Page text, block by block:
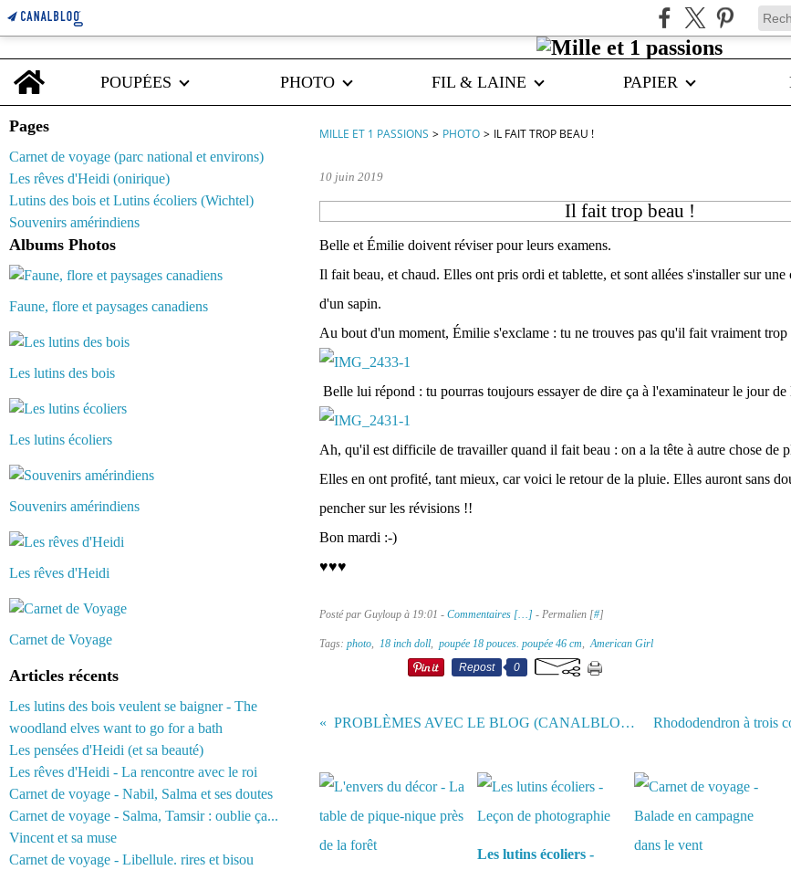
Home
POUPÉES
PHOTO FIL & LAINE PAPIER
Pages
Carnet de voyage (parc national et environs)
Les rêves d'Heidi (onirique)
Lutins des bois et Lutins écoliers (Wichtel)
Souvenirs amérindiens
Albums Photos
Faune, flore et paysages canadiens
Les lutins des bois
Les lutins écoliers
Souvenirs amérindiens
Les rêves d'Heidi
Carnet de Voyage
Articles récents
Les lutins des bois veulent se baigner - The
woodland elves want to go for a bath
Les pensées d'Heidi (et sa beauté)
Les rêves d'Heidi - La rencontre avec le roi
Carnet de voyage - Nabil, Salma et ses doutes
Carnet de voyage - Salma, Tamsir : oublie ça...
Vincent et sa muse
Carnet de voyage - Libellule. rires et bisou
MILLE ET 1 PASSIONS > PHOTO > IL FAIT TROP BEAU !
10 juin 2019
Il fait trop beau !
Belle et Émilie doivent réviser pour leurs examens.
Il fait beau, et chaud. Elles ont pris ordi et tablette, et sont allées s'installer sur
d'un sapin.
Au bout d'un moment, Émilie s'exclame : tu ne trouves pas qu'il fait vraiment
Belle lui répond : tu pourras toujours essayer de dire ça à l'examinateur le jour
Ah, qu'il est difficile de travailler quand il fait beau : on a la tête à autre chose de
Elles en ont profité, tant mieux, car voici le retour de la pluie. Elles auront sans
pencher sur les révisions !!
Bon mardi :-)
♥♥♥
Posté par Guyloup à 19:01 - Commentaires […] - Permalien [#]
Tags: photo, 18 inch doll, poupée 18 pouces. poupée 46 cm,American Girl
Repost
0
PROBLÈMES AVEC LE BLOG (CANALBLOG), excuses, et anecdote !
Les lutins écoliers -